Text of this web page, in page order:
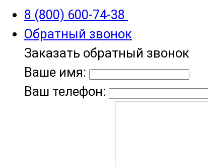
8 (800) 600-74-38
Обратный звонок
Заказать обратный звонок
Ваше имя:
Ваш телефон: